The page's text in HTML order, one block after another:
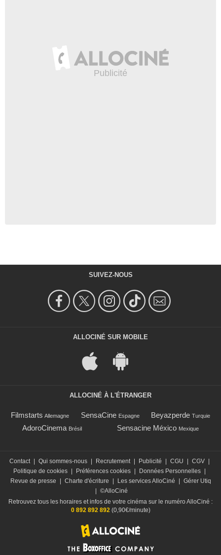
SUIVEZ-NOUS
ALLOCINÉ SUR MOBILE
ALLOCINÉ À L'ÉTRANGER
Filmstarts Allemagne SensaCine Espagne Beyazperde Turquie
AdoroCinema Brésil Sensacine México Mexique
Contact Qui sommes-nous Recrutement Publicité CGU CGV
Politique de cookies
Préférences cookies Données Personnelles
Revue de presse
Charte d'écriture Les services AlloCiné
Gérer Utiq
©AlloCiné
Retrouvez tous les horaires et infos de votre cinéma sur le numéro AlloCiné :
0 892 892 892(0,90€/minute)